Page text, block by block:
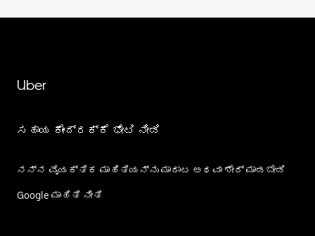
Uber
ಸಹಾಯ ಕೇಂದ್ರಕ್ಕೆ ಭೇಟಿ ನೀಡಿ
ನನ್ನ ವೈಯಕ್ತಿಕ ಮಾಹಿತಿಯನ್ನು ಮಾರಾಟ ಅಥವಾ ಶೇರ್‌ ಮಾಡಬೇಡಿ
Google ಮಾಹಿತಿ ನೀತಿ